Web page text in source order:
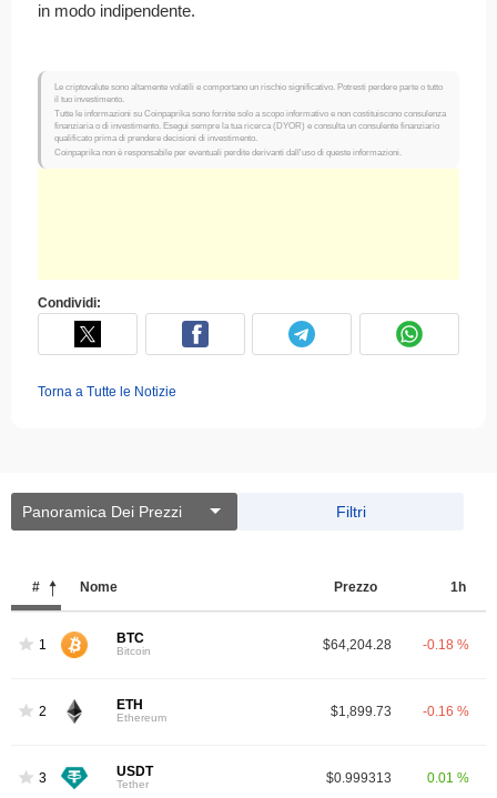
in modo indipendente.
Le criptovalute sono altamente volatili e comportano un rischio significativo. Potresti perdere parte o tutto
il tuo investimento.
Tutte le informazioni su Coinpaprika sono fornite solo a scopo informativo e non costituiscono consulenza
finanziaria o di investimento. Esegui sempre la tua ricerca (DYOR) e consulta un consulente finanziario
qualificato prima di prendere decisioni di investimento.
Coinpaprika non è responsabile per eventuali perdite derivanti dall'uso di queste informazioni.
Condividi:
Torna a Tutte le Notizie
Panoramica Dei Prezzi Filtri
# Nome Prezzo 1h
1 BTC
Bitcoin $64,204.28 -0.18 %
2 ETH
Ethereum $1,899.73 -0.16 %
3 USDT
Tether $0.999313 0.01 %